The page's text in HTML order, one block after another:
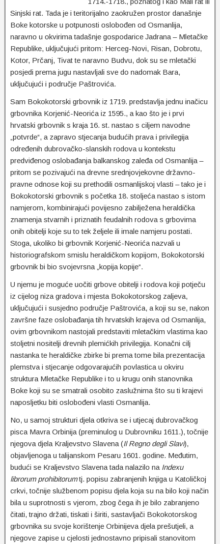
Sinjski rat. Tada je i teritorijalno zaokružen prostor današnje
Boke kotorske u potpunosti oslobođen od Osmanlija,
naravno u okvirima tadašnje gospodarice Jadrana – Mletačke
Republike, uključujući pritom: Herceg-Novi, Risan, Dobrotu,
Kotor, Prčanj, Tivat te naravno Budvu, dok su se mletački
posjedi prema jugu nastavljali sve do nadomak Bara,
uključujući i područje Paštrovića.
Sam Bokokotorski grbovnik iz 1719. predstavlja jednu inačicu
grbovnika Korjenić-Neorića iz 1595., a kao što je i prvi
hrvatski grbovnik s kraja 16. st. nastao s ciljem navodne
„potvrde“, a zapravo stjecanja budućih prava i privilegija
određenih dubrovačko-slanskih rodova u kontekstu
predviđenog oslobađanja balkanskog zaleđa od Osmanlija –
pritom se pozivajući na drevne srednjovjekovne državno-
pravne odnose koji su prethodili osmanlijskoj vlasti – tako je i
Bokokotorski grbovnik s početka 18. stoljeća nastao s istom
namjerom, kombinirajući povijesno zabilježena heraldička
znamenja stvarnih i priznatih feudalnih rodova s grbovima
onih obitelji koje su to tek željele ili imale namjeru postati.
Stoga, ukoliko bi grbovnik Korjenić-Neorića nazvali u
historiografskom smislu heraldičkom kopijom, Bokokotorski
grbovnik bi bio svojevrsna „kopija kopije“.
U njemu je moguće uočiti grbove obitelji i rodova koji potječu
iz cijelog niza gradova i mjesta Bokokotorskog zaljeva,
uključujući i susjedno područje Paštrovića, a koji su se, nakon
završne faze oslobađanja tih hrvatskih krajeva od Osmanlija,
ovim grbovnikom nastojali predstaviti mletačkim vlastima kao
stoljetni nositelji drevnih plemićkih privilegija. Konačni cilj
nastanka te heraldičke zbirke bi prema tome bila prezentacija
plemstva i stjecanje odgovarajućih povlastica u okviru
struktura Mletačke Republike i to u krugu onih stanovnika
Boke koji su se smatrali osobito zaslužnima što su ti krajevi
naposljetku biti oslobođeni vlasti Osmanlija.
No, u samoj strukturi djela otkriva se i utjecaj dubrovačkog
pisca Mavra Orbinija (preminulog u Dubrovniku 1611.), točnije
njegova djela Kraljevstvo Slavena (Il Regno degli Slavi),
objavljenoga u talijanskom Pesaru 1601. godine. Međutim,
budući se Kraljevstvo Slavena tada nalazilo na Indexu
librorum prohibitorumtj. popisu zabranjenih knjiga u Katoličkoj
crkvi, točnije službenom popisu djela koja su na bilo koji način
bila u suprotnosti s vjerom, zbog čega ih je bilo zabranjeno
čitati, trajno držati, tiskati i širiti, sastavljači Bokokotorskog
grbovnika su svoje korištenje Orbinijeva djela prešutjeli, a
njegove zapise u cjelosti jednostavno pripisali stanovitom